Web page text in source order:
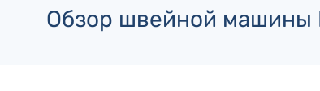
Обзор швейной машины